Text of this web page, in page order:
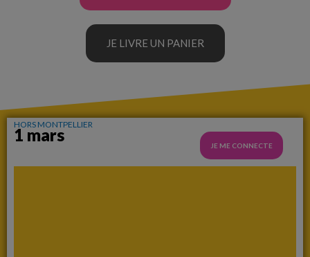
JE LIVRE UN PANIER
HORS MONTPELLIER
1 mars
JE ME CONNECTE